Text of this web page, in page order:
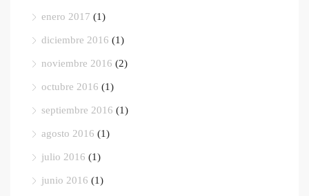
enero 2017 (1)
diciembre 2016 (1)
noviembre 2016 (2)
octubre 2016 (1)
septiembre 2016 (1)
agosto 2016 (1)
julio 2016 (1)
junio 2016 (1)